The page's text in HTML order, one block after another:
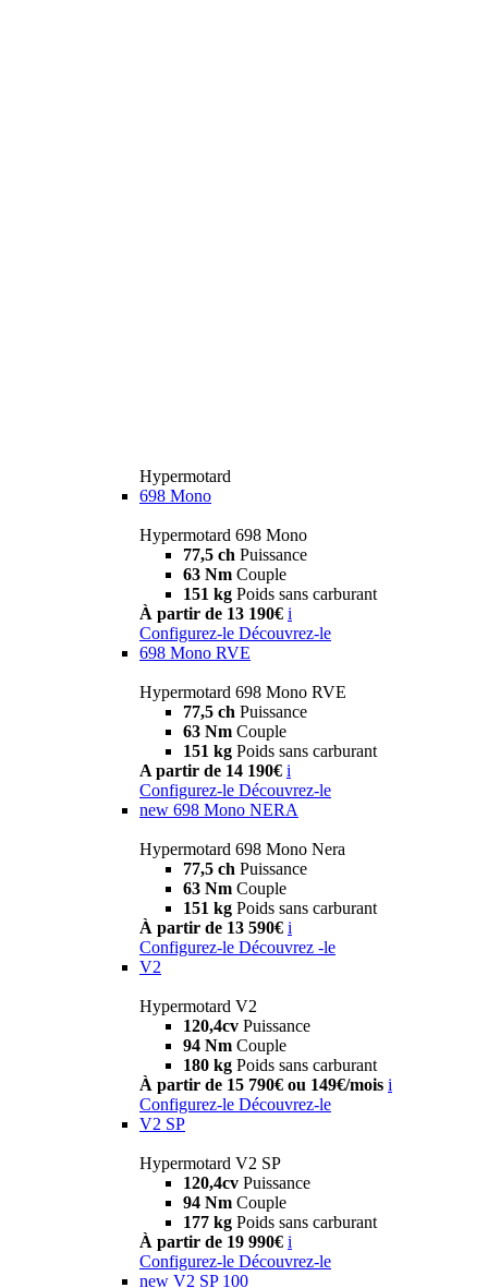
Hypermotard
698 Mono
Hypermotard 698 Mono
77,5 ch Puissance
63 Nm Couple
151 kg Poids sans carburant
À partir de 13 190€ i
Configurez-le Découvrez-le
698 Mono RVE
Hypermotard 698 Mono RVE
77,5 ch Puissance
63 Nm Couple
151 kg Poids sans carburant
A partir de 14 190€ i
Configurez-le Découvrez-le
new 698 Mono NERA
Hypermotard 698 Mono Nera
77,5 ch Puissance
63 Nm Couple
151 kg Poids sans carburant
À partir de 13 590€ i
Configurez-le Découvrez -le
V2
Hypermotard V2
120,4cv Puissance
94 Nm Couple
180 kg Poids sans carburant
À partir de 15 790€ ou 149€/mois i
Configurez-le Découvrez-le
V2 SP
Hypermotard V2 SP
120,4cv Puissance
94 Nm Couple
177 kg Poids sans carburant
À partir de 19 990€ i
Configurez-le Découvrez-le
new V2 SP 100